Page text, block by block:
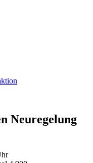
Neuregelung